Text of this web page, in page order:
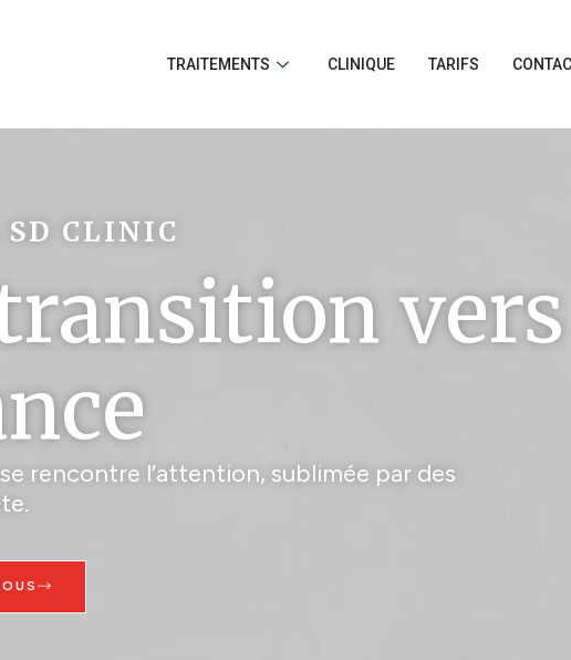
TRAITEMENTS CLINIQUE TARIFS
CLINIC
vers
rencontre l’attention, sublimée par des